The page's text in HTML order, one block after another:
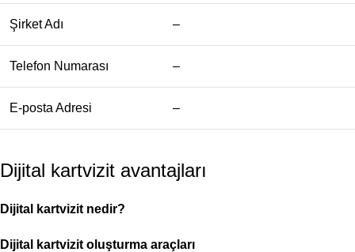
Şirket Adı –
Telefon Numarası –
E-posta Adresi –
Dijital kartvizit avantajları
Dijital kartvizit nedir?
Dijital kartvizit oluşturma araçları